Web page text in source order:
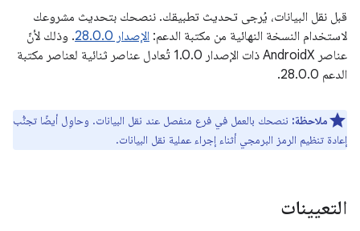
قبل نقل البيانات، يُرجى تحديث تطبيقك. ننصحك بتحديث مشروعك
لاستخدام النسخة النهائية من مكتبة الدعم: الإصدار 28.0.0
. وذلك لأنّ
عناصر AndroidX ذات الإصدار 1.0.0 تُعادل عناصر ثنائية لعناصر مكتبة
الدعم 28.0.0.
ملاحظة: ننصحك بالعمل في فرع منفصل عند نقل البيانات. وحاوِل أيضًا تجنُّب
إعادة تنظيم الرمز البرمجي أثناء إجراء عملية نقل البيانات.
التعيينات